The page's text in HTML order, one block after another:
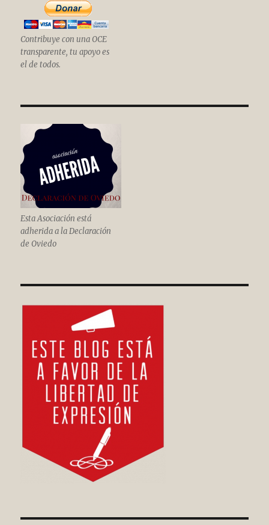
Contribuye con una OCE
transparente, tu apoyo es
el de todos.
Esta Asociación está
adherida a la Declaración
de Oviedo